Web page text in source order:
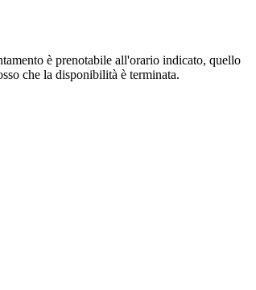
è prenotabile all'orario indicato, quello
che la disponibilità è terminata.